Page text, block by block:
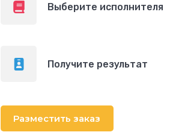
Выберите исполнителя
Получите результат
Разместить заказ